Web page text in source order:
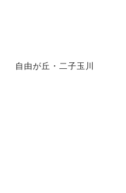
自由が丘・二子玉川